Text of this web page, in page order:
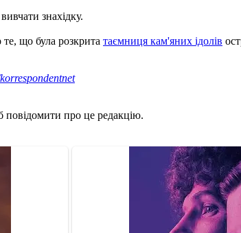
знахідку.
те, що була розкрита таємниця кам'яних ідолів
повідомити про це редакцію.